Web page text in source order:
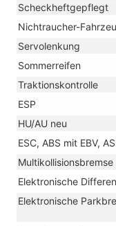
Scheckheftgepflegt
Nichtraucher-
Servolenkung
Sommerreifen
Traktionskontrolle
ESP
HU/AU neu
ESC, ABS mit EBV,
Multikollisionsbremse
Elektronische
Elektronische